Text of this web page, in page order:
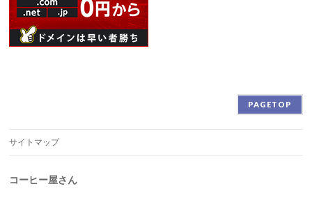
PAGETOP
サイトマップ
コーヒー屋さん